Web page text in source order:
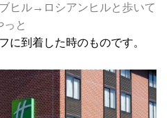
ヒル→ロシアンヒルと歩いて
っと
に到着した時のものです。